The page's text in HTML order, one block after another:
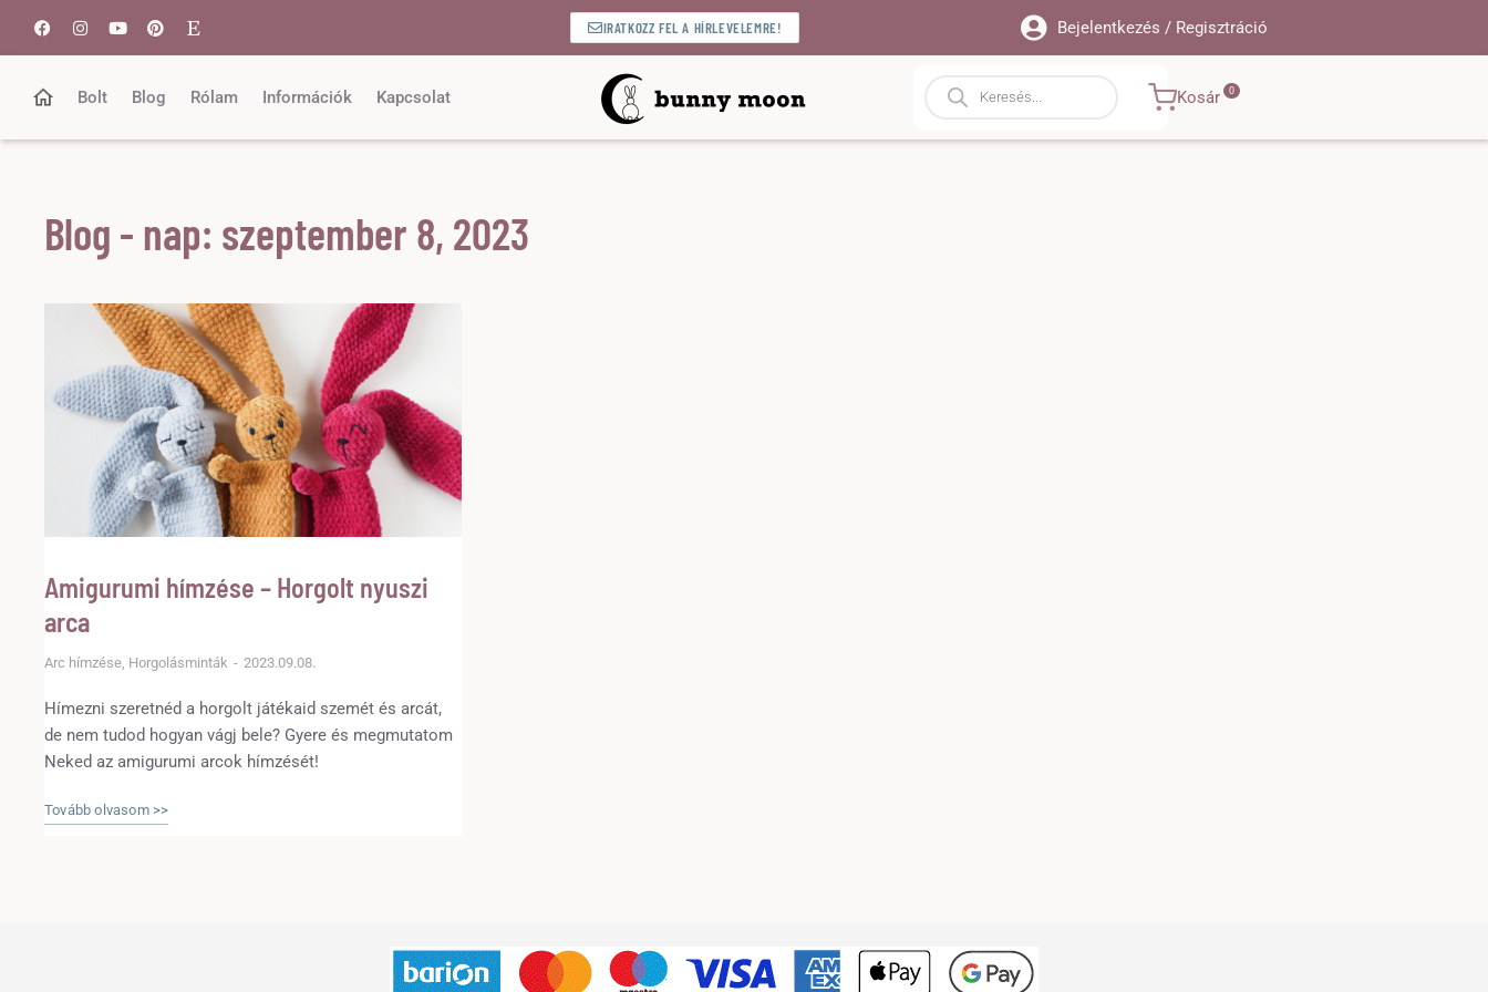
IRATKOZZ FEL A HÍRLEVELEMRE! Bejelentkezés / Regisztráció
Bolt Blog Rólam Információk Kapcsolat Kosár
Blog - nap: szeptember 8, 2023
Amigurumi hímzése – Horgolt nyuszi
arca
Arc hímzése, Horgolásminták 2023.09.08.
Hímezni szeretnéd a horgolt játékaid szemét és arcát,
de nem tudod hogyan vágj bele? Gyere és megmutatom
Neked az amigurumi arcok hímzését!
Tovább olvasom >>